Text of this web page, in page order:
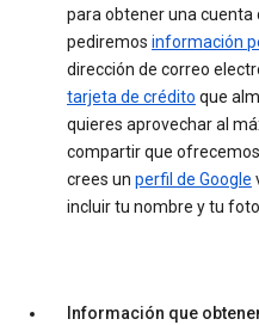
para obtener una cuenta
pediremos información
dirección de correo
tarjeta de crédito que
quieres aprovechar al
compartir que
crees un perfil de Google
incluir tu nombre y tu
Información que